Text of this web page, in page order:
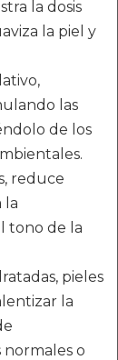
la dosis
la piel y
las
de los
reduce
la
tono de la
pieles
la
o